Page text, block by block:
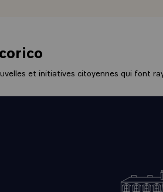
ni la Grande-Bretagne
à la négociation. Cela exige
Brésil vient de proposer à longue
PRESIDENT.- Je suppose que
et initiatives citoyennes qui font